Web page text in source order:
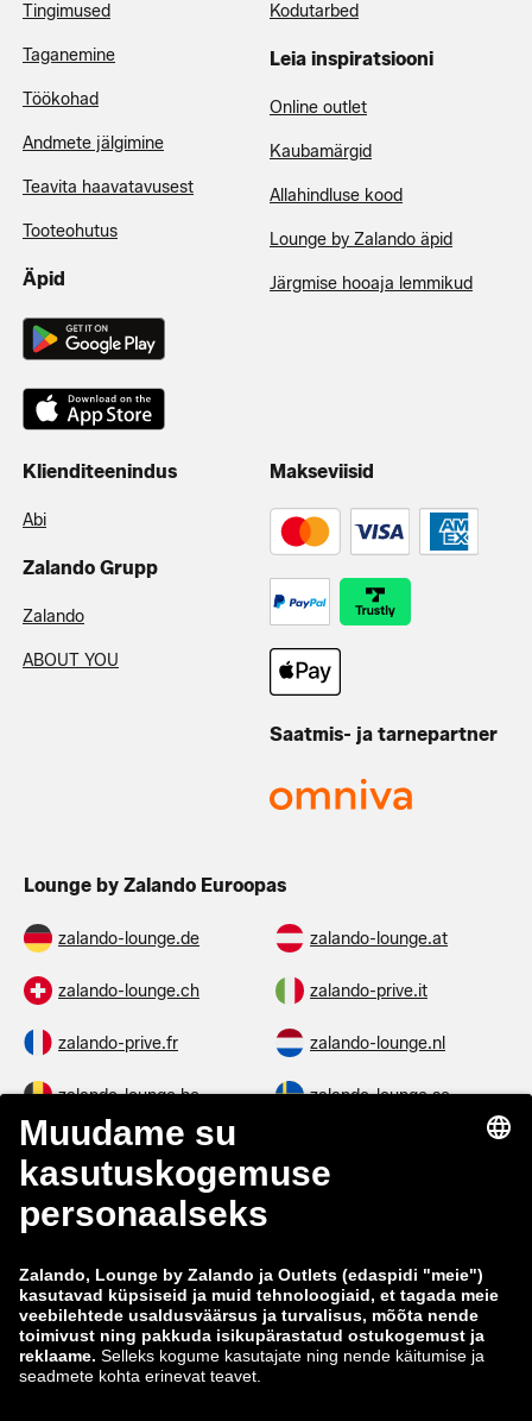
Tingimused
Taganemine
Töökohad
Andmete jälgimine
Teavita haavatavusest
Tooteohutus
Äpid
Kodutarbed
Leia inspiratsiooni
Online outlet
Kaubamärgid
Allahindluse kood
Lounge by Zalando äpid
Järgmise hooaja lemmikud
Klienditeenindus
Abi
Zalando Grupp
Zalando
ABOUT YOU
Makseviisid
Saatmis- ja tarnepartner
Lounge by Zalando Euroopas
zalando-lounge.de zalando-lounge.at
zalando-lounge.ch zalando-prive.it
zalando-prive.fr zalando-lounge.nl
zalando-lounge.be zalando-lounge.se
zalando-lounge.fi
zalando-lounge.co.uk
zalando-lounge.lt zalando-lounge.sk
zalando-lounge.ro zalando-lounge.hr